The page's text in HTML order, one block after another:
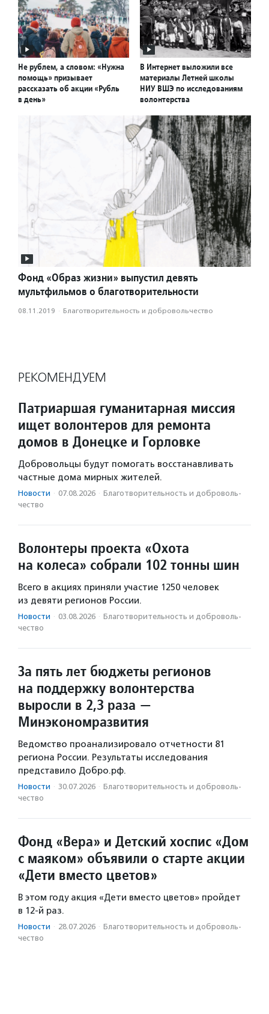
Не рублем, а словом: «Нужна
помощь» призывает
рассказать об акции «Рубль
в день»
В Интернет выложили все
материалы Летней школы
НИУ ВШЭ по исследованиям
волонтерства
Фонд «Образ жизни» выпустил девять
мультфильмов о благотворительности
08.11.2019 · Благотвори­тель­ность и доброволь­чест­во
РЕКОМЕНДУЕМ
Патриаршая гуманитарная миссия
ищет волонтеров для ремонта
домов в Донецке и Горловке
Добровольцы будут помогать восстанавливать
частные дома мирных жителей.
Новости · 07.08.2026 · Благотвори­тель­ность и доброволь­
чест­во
Волонтеры проекта «Охота
на колеса» собрали 102 тонны шин
Всего в акциях приняли участие 1250 человек
из девяти регионов России.
Новости · 03.08.2026 · Благотвори­тель­ность и доброволь­
чест­во
За пять лет бюджеты регионов
на поддержку волонтерства
выросли в 2,3 раза —
Минэкономразвития
Ведомство проанализировало отчетности 81
региона России. Результаты исследования
представило Добро.рф.
Новости · 30.07.2026 · Благотвори­тель­ность и доброволь­
чест­во
Фонд «Вера» и Детский хоспис «Дом
с маяком» объявили о старте акции
«Дети вместо цветов»
В этом году акция «Дети вместо цветов» пройдет
в 12-й раз.
Новости · 28.07.2026 · Благотвори­тель­ность и доброволь­
чест­во